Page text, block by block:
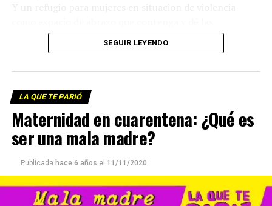
respuestas que le siguen exigiendo al Estado.
Te invitamos a escuchar este nuevo episodio de LQTP
radio.
Descargar el archivo de audio
SEGUIR LEYENDO
LA QUE TE PARIÓ
Maternidad en cuarentena: ¿Qué es
ser una mala madre?
Publicada hace 6 años el 11/11/2020